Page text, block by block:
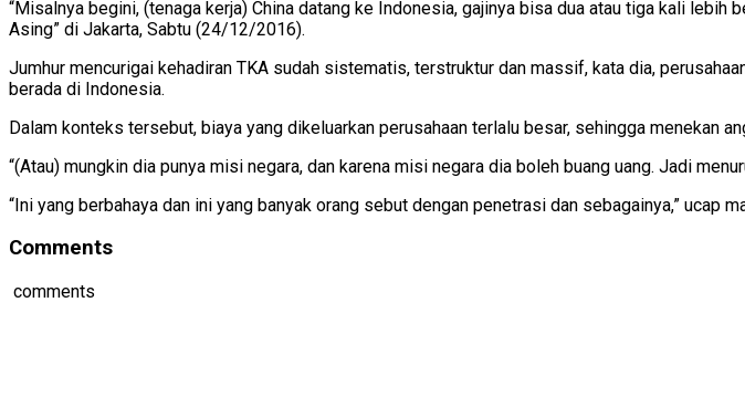
“Misalnya begini, (tenaga kerja) China datang ke Indonesia, gajinya bisa dua atau tiga kali
Asing” di Jakarta, Sabtu (24/12/2016).
Jumhur mencurigai kehadiran TKA sudah sistematis, terstruktur dan massif, kata dia,
berada di Indonesia.
Dalam konteks tersebut, biaya yang dikeluarkan perusahaan terlalu besar, sehingga menekan
“(Atau) mungkin dia punya misi negara, dan karena misi negara dia boleh buang uang. Jadi
“Ini yang berbahaya dan ini yang banyak orang sebut dengan penetrasi dan sebagainya,” ucap
Comments
comments